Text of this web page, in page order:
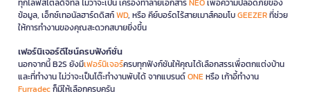
ทุกไลฟ์สไตล์ดิจิทัล ไม่ว่าจะเป็น เครื่องทำลายเอกสารNEOเพื่อความปลอดภัยของ
ข้อมูล, เอ็กซ์เทอนัลฮาร์ดดิสก์WD, หรือ คีย์บอร์ดไร้สายเมาส์คอมโบGEEZERที่ช่วย
ให้การทำงานของคุณสะดวกสบายยิ่งขึ้น
เฟอร์นิเจอร์ดีไซน์ครบฟังก์ชั่น
นอกจากนี้ B2S ยังมีเฟอร์นิเจอร์ครบทุกฟังก์ชันให้คุณได้เลือกสรรเพื่อตกแต่งบ้าน
และที่ทำงาน ไม่ว่าจะเป็นโต๊ะทำงานพับได้ จากแบรนด์ONEหรือ เก้าอี้ทำงาน
Furradecก็มีให้เลือกครบครัน